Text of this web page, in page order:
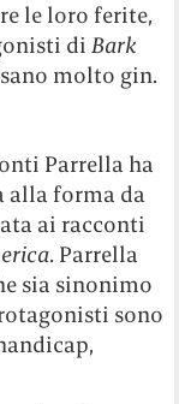
le loro ferite,
diBark
molto gin.
Parrella ha
alla forma da
ai racconti
. Parrella
sia sinonimo
sono